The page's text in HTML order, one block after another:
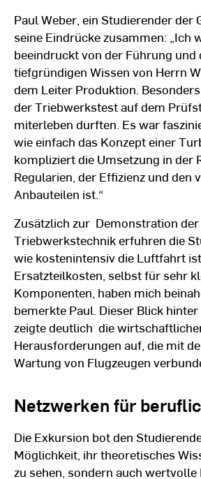
Paul Weber, ein Studierender der
seine Eindrücke zusammen: „Ich
beeindruckt von der Führung und
tiefgründigen Wissen von Herrn
dem Leiter Produktion.
der Triebwerkstest auf dem
miterleben durften. Es war
wie einfach das Konzept einer
kompliziert die Umsetzung in der
Regularien, der Effizienz und den
Anbauteilen ist.“
Zusätzlich zur Demonstration der
Triebwerkstechnik erfuhren die
wie kostenintensiv die Luftfahrt
Ersatzteilkosten, selbst für sehr
Komponenten, haben mich
bemerkte Paul. Dieser Blick
zeigte deutlich die
Herausforderungen auf, die mit
Wartung von Flugzeugen
Netzwerken für
Die Exkursion bot den
Möglichkeit, ihr theoretisches
zu sehen, sondern auch wertvolle